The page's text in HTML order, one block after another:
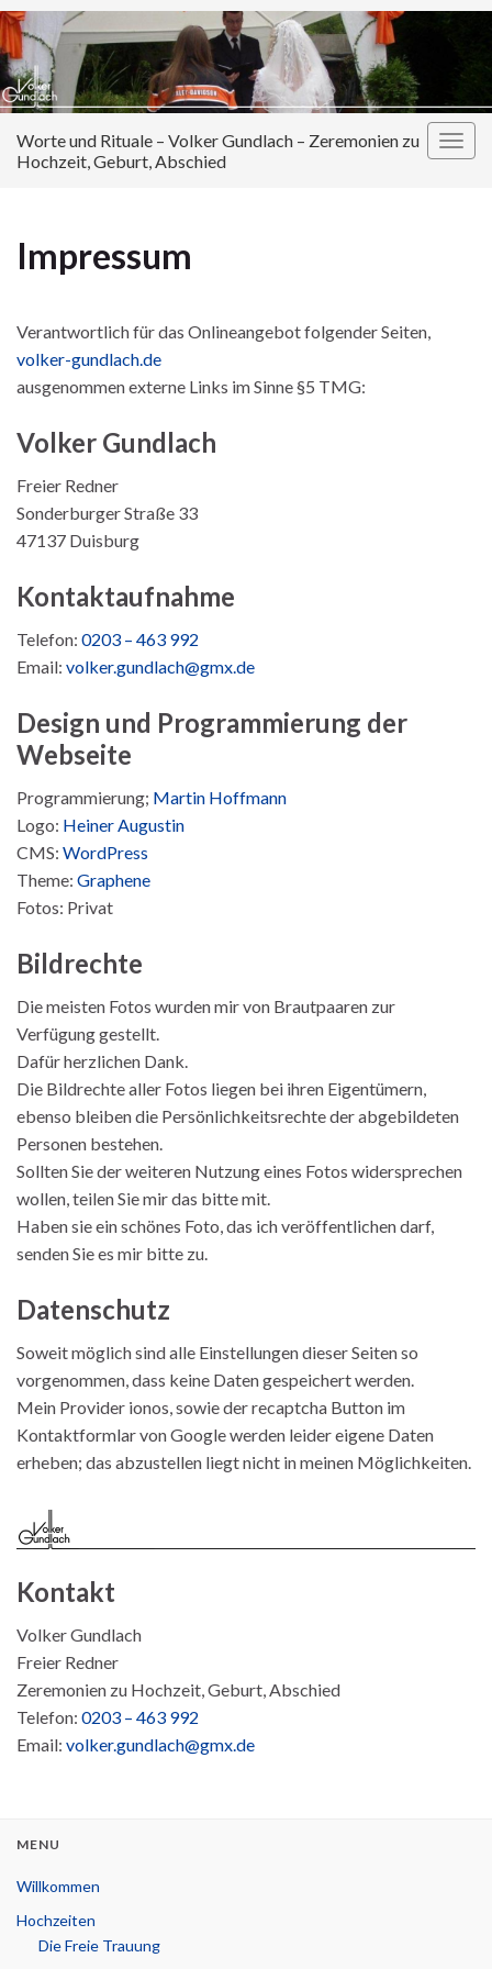
Worte und Rituale – Volker Gundlach – Zeremonien zu
Hochzeit, Geburt, Abschied
Impressum
Verantwortlich für das Onlineangebot folgender Seiten,
volker-gundlach.de
ausgenommen externe Links im Sinne §5 TMG:
Volker Gundlach
Freier Redner
Sonderburger Straße 33
47137 Duisburg
Kontaktaufnahme
Telefon: 0203 – 463 992
Email: volker.gundlach@gmx.de
Design und Programmierung der
Webseite
Programmierung; Martin Hoffmann
Logo: Heiner Augustin
CMS: WordPress
Theme: Graphene
Fotos: Privat
Bildrechte
Die meisten Fotos wurden mir von Brautpaaren zur
Verfügung gestellt.
Dafür herzlichen Dank.
Die Bildrechte aller Fotos liegen bei ihren Eigentümern,
ebenso bleiben die Persönlichkeitsrechte der abgebildeten
Personen bestehen.
Sollten Sie der weiteren Nutzung eines Fotos widersprechen
wollen, teilen Sie mir das bitte mit.
Haben sie ein schönes Foto, das ich veröffentlichen darf,
senden Sie es mir bitte zu.
Datenschutz
Soweit möglich sind alle Einstellungen dieser Seiten so
vorgenommen, dass keine Daten gespeichert werden.
Mein Provider ionos, sowie der recaptcha Button im
Kontaktformlar von Google werden leider eigene Daten
erheben; das abzustellen liegt nicht in meinen Möglichkeiten.
Kontakt
Volker Gundlach
Freier Redner
Zeremonien zu Hochzeit, Geburt, Abschied
Telefon: 0203 – 463 992
Email: volker.gundlach@gmx.de
MENU
Willkommen
Hochzeiten
Die Freie Trauung